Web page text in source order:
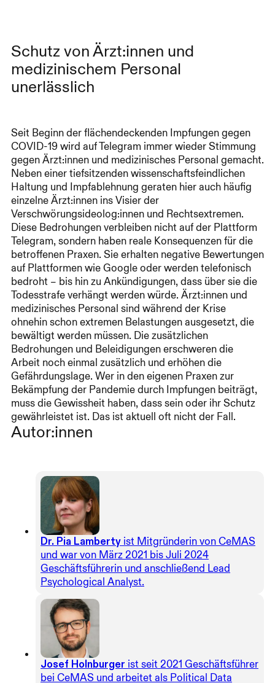
Schutz von Ärzt:innen und
medizinischem Personal
unerlässlich
Seit Beginn der flächendeckenden Impfungen gegen
COVID-19 wird auf Telegram immer wieder Stimmung
gegen Ärzt:innen und medizinisches Personal gemacht.
Neben einer tiefsitzenden wissenschaftsfeindlichen
Haltung und Impfablehnung geraten hier auch häufig
einzelne Ärzt:innen ins Visier der
Verschwörungsideolog:innen und Rechtsextremen.
Diese Bedrohungen verbleiben nicht auf der Plattform
Telegram, sondern haben reale Konsequenzen für die
betroffenen Praxen. Sie erhalten negative Bewertungen
auf Plattformen wie Google oder werden telefonisch
bedroht – bis hin zu Ankündigungen, dass über sie die
Todesstrafe verhängt werden würde. Ärzt:innen und
medizinisches Personal sind während der Krise
ohnehin schon extremen Belastungen ausgesetzt, die
bewältigt werden müssen. Die zusätzlichen
Bedrohungen und Beleidigungen erschweren die
Arbeit noch einmal zusätzlich und erhöhen die
Gefährdungslage. Wer in den eigenen Praxen zur
Bekämpfung der Pandemie durch Impfungen beiträgt,
muss die Gewissheit haben, dass sein oder ihr Schutz
gewährleistet ist. Das ist aktuell oft nicht der Fall.
Autor:innen
Dr. Pia Lamberty ist Mitgründerin von CeMAS
und war von März 2021 bis Juli 2024
Geschäftsführerin und anschließend Lead
Psychological Analyst.
Josef Holnburger ist seit 2021 Geschäftsführer
bei CeMAS und arbeitet als Political Data